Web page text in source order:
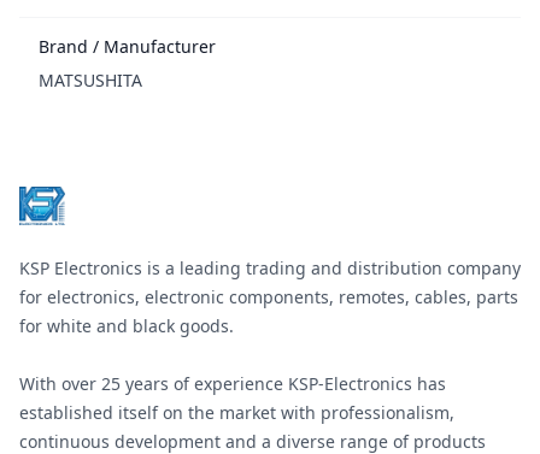
Brand / Manufacturer
MATSUSHITA
KSP Electronics is a leading trading and distribution company
for electronics, electronic components, remotes, cables, parts
for white and black goods.
With over 25 years of experience KSP-Electronics has
established itself on the market with professionalism,
continuous development and a diverse range of products